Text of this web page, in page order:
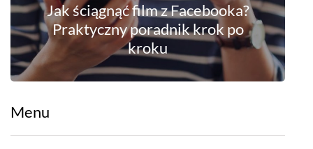
Jak ściągnąć film z Facebooka?
Praktyczny poradnik krok po
kroku
Menu